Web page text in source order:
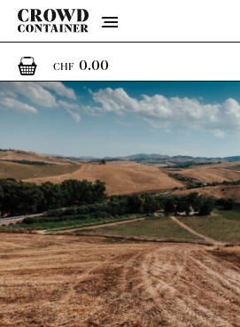
Menu
CHF 0.000 Artikel im